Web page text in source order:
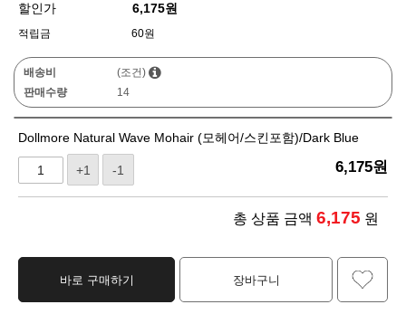
할인가
6,175원
적립금 60원
배송비
(조건)
판매수량
14
Dollmore Natural Wave Mohair (모헤어/스킨포함)/Dark Blue
+1 -1 6,175원
총 상품 금액 6,175 원
바로 구매하기 장바구니